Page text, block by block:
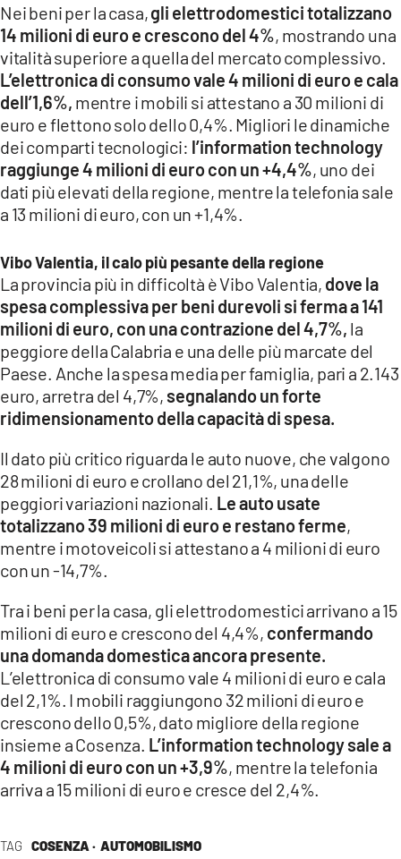
TAG COSENZA · AUTOMOBILISMO
Nei beni per la casa,gli elettrodomestici totalizzano
14 milioni di euro e crescono del 4%, mostrando una
vitalità superiore a quella del mercato complessivo.
L’elettronica di consumo vale 4 milioni di euro e cala
dell’1,6%, mentre i mobili si attestano a 30 milioni di
euro e flettono solo dello 0,4%. Migliori le dinamiche
dei comparti tecnologici: l’information technology
raggiunge 4 milioni di euro con un +4,4%, uno dei
dati più elevati della regione, mentre la telefonia sale
a 13 milioni di euro, con un +1,4%.
Vibo Valentia, il calo più pesante della regione
La provincia più in difficoltà è Vibo Valentia, dove la
spesa complessiva per beni durevoli si ferma a 141
milioni di euro, con una contrazione del 4,7%, la
peggiore della Calabria e una delle più marcate del
Paese. Anche la spesa media per famiglia, pari a 2.143
euro, arretra del 4,7%, segnalando un forte
ridimensionamento della capacità di spesa.
Il dato più critico riguarda le auto nuove, che valgono
28 milioni di euro e crollano del 21,1%, una delle
peggiori variazioni nazionali. Le auto usate
totalizzano 39 milioni di euro e restano ferme,
mentre i motoveicoli si attestano a 4 milioni di euro
con un -14,7%.
Tra i beni per la casa, gli elettrodomestici arrivano a 15
milioni di euro e crescono del 4,4%, confermando
una domanda domestica ancora presente.
L’elettronica di consumo vale 4 milioni di euro e cala
del 2,1%. I mobili raggiungono 32 milioni di euro e
crescono dello 0,5%, dato migliore della regione
insieme a Cosenza. L’information technology sale a
4 milioni di euro con un +3,9%, mentre la telefonia
arriva a 15 milioni di euro e cresce del 2,4%.